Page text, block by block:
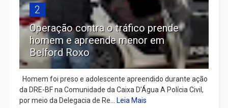
2
Operação contra o tráfico prende
homem e apreende menor em
Belford Roxo
Homem foi preso e adolescente apreendido durante ação
da DRE-BF na Comunidade da Caixa D’Água A Polícia Civil,
por meio da Delegacia de Re...
Leia Mais